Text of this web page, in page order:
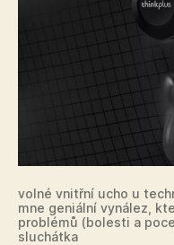
volné vnitřní ucho u
mne geniální vynález,
problémů (bolesti a
sluchátka